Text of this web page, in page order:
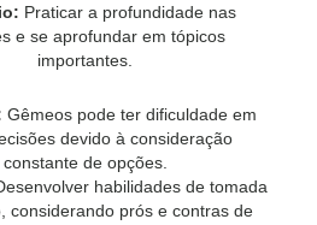
Praticar a profundidade nas
e se aprofundar em tópicos
importantes.
Gêmeos pode ter dificuldade em
devido à consideração
constante de opções.
habilidades de tomada
considerando prós e contras de